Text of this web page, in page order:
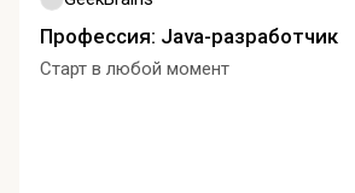
Профессия: Java-разработчик
Старт в любой момент